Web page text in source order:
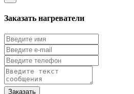
Заказать нагреватели